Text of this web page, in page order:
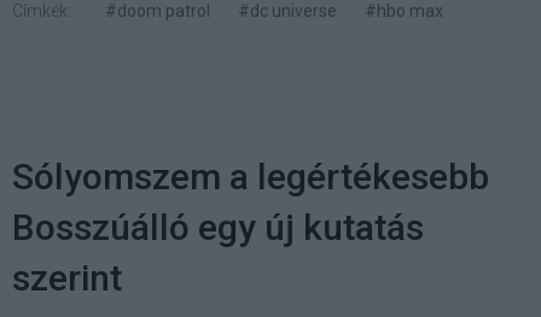
Címkék: #doom patrol #dc universe #hbo max
Sólyomszem a legértékesebb
Bosszúálló egy új kutatás
szerint